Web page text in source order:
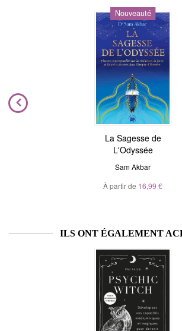
Nouveauté
La Sagesse de
L'Odyssée
Sam Akbar
À partir de 16,99 €
ILS ONT ÉGALEMENT